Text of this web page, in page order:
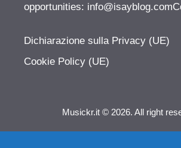
opportunities:
Dichiarazione sulla Privacy (UE)
Cookie Policy (UE)
Musickr.it © 2026. All right